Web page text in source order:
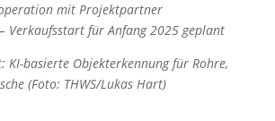
mit Projektpartner
Verkaufsstart für Anfang 2025 geplant
KI-basierte Objekterkennung für Rohre,
(Foto: THWS/Lukas Hart)